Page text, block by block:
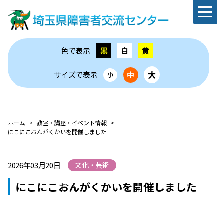
色で表示 黒 白 黄
サイズで表示 小 中 大
ホーム
教室・講座・イベント情報
にこにこおんがくかいを開催しました
2026年03月20日 文化・芸術
にこにこおんがくかいを開催しました